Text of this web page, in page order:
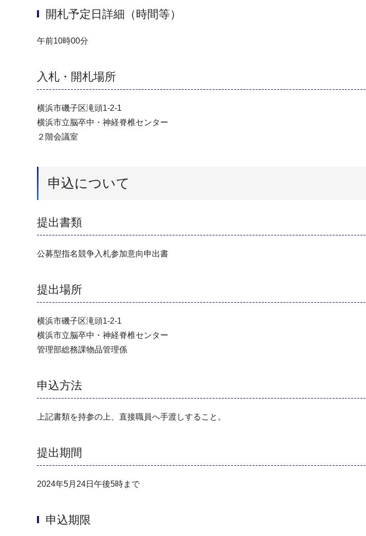
開札予定日詳細（時間等）
午前10時00分
入札・開札場所
横浜市磯子区滝頭1-2-1
横浜市立脳卒中・神経脊椎センター
２階会議室
申込について
提出書類
公募型指名競争入札参加意向申出書
提出場所
横浜市磯子区滝頭1-2-1
横浜市立脳卒中・神経脊椎センター
管理部総務課物品管理係
申込方法
上記書類を持参の上、直接職員へ手渡しすること。
提出期間
2024年5月24日午後5時まで
申込期限